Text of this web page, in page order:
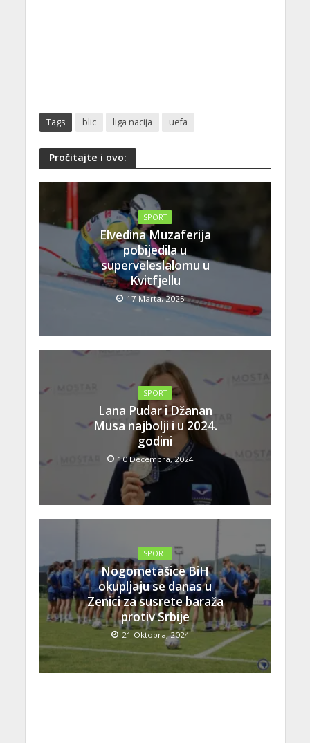
Tags blic liga nacija uefa
Pročitajte i ovo:
SPORT
Elvedina Muzaferija
pobijedila u
superveleslalomu u
Kvitfjellu
17 Marta, 2025
SPORT
Lana Pudar i Džanan
Musa najbolji i u 2024.
godini
10 Decembra, 2024
SPORT
Nogometašice BiH
okupljaju se danas u
Zenici za susrete baraža
protiv Srbije
21 Oktobra, 2024